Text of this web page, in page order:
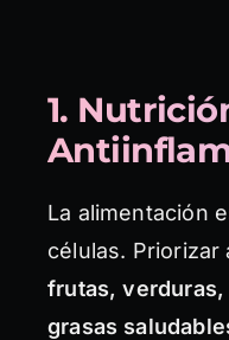
1.
La alimentación
células. Priorizar
frutas, verduras,
grasas